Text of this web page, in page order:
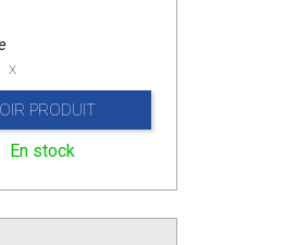
x
PRODUIT
En stock